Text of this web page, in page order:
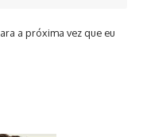
a próxima vez que eu